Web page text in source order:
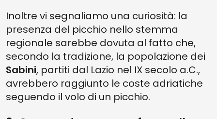
Inoltre vi segnaliamo una curiosità: la
presenza del picchio nello stemma
regionale sarebbe dovuta al fatto che,
secondo la tradizione, la popolazione dei
Sabini, partiti dal Lazio nel IX secolo a.C.,
avrebbero raggiunto le coste adriatiche
seguendo il volo di un picchio.